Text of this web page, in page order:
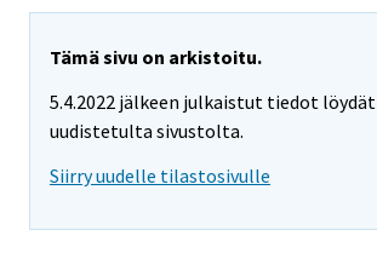
Tämä sivu on arkistoitu.
5.4.2022 jälkeen julkaistut tiedot löydät
uudistetulta sivustolta.
Siirry uudelle tilastosivulle